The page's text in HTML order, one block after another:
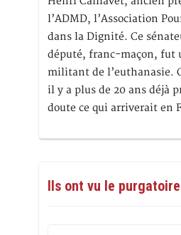
l’ADMD, l’Association
dans la Dignité. Ce
député, franc-maçon, fut
militant de l’euthanasie.
il y a plus de 20 ans déjà
doute ce qui arriverait en
Ils ont vu le purgatoire